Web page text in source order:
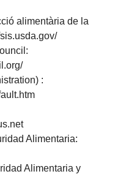
alimentària de la
:
Alimentaria:
Alimentaria y